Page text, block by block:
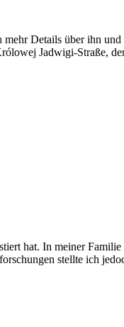
Details über ihn und
Jadwigi-Straße,
hat. In meiner
stellte ich